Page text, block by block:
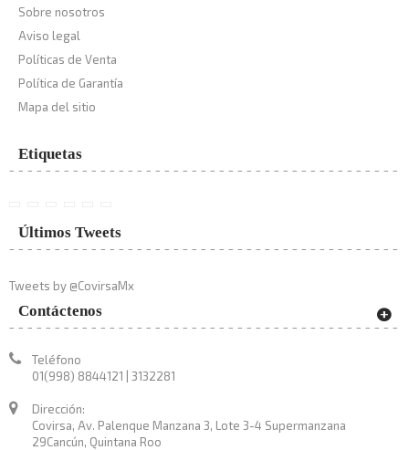
Sobre nosotros
Aviso legal
Políticas de Venta
Política de Garantía
Mapa del sitio
Etiquetas
Últimos Tweets
Tweets by @CovirsaMx
Contáctenos
Teléfono
01(998) 8844121 | 3132281
Dirección:
Covirsa, Av. Palenque Manzana 3, Lote 3-4 Supermanzana
29Cancún, Quintana Roo